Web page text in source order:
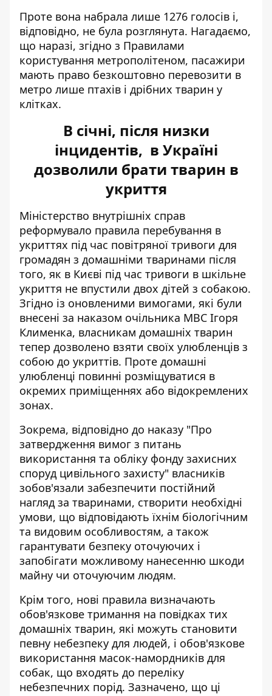
Проте вона набрала лише 1276 голосів і,
відповідно, не була розглянута. Нагадаємо,
що наразі, згідно з Правилами
користування метрополітеном, пасажири
мають право безкоштовно перевозити в
метро лише птахів і дрібних тварин у
клітках.
В січні, після низки
інцидентів, в Україні
дозволили брати тварин в
укриття
Міністерство внутрішніх справ
реформувало правила перебування в
укриттях під час повітряної тривоги для
громадян з домашніми тваринами після
того, як в Києві під час тривоги в шкільне
укриття не впустили двох дітей з собакою.
Згідно із оновленими вимогами, які були
внесені за наказом очільника МВС Ігоря
Клименка, власникам домашніх тварин
тепер дозволено взяти своїх улюбленців з
собою до укриттів. Проте домашні
улюбленці повинні розміщуватися в
окремих приміщеннях або відокремлених
зонах.
Зокрема, відповідно до наказу "Про
затвердження вимог з питань
використання та обліку фонду захисних
споруд цивільного захисту" власників
зобов'язали забезпечити постійний
нагляд за тваринами, створити необхідні
умови, що відповідають їхнім біологічним
та видовим особливостям, а також
гарантувати безпеку оточуючих і
запобігати можливому нанесенню шкоди
майну чи оточуючим людям.
Крім того, нові правила визначають
обов'язкове тримання на повідках тих
домашніх тварин, які можуть становити
певну небезпеку для людей, і обов'язкове
використання масок-намордників для
собак, що входять до переліку
небезпечних порід. Зазначено, що ці